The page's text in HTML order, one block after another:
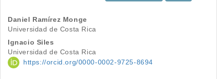
Contenido
principal
del
artículo
Daniel Ramírez Monge
Universidad de Costa Rica
Ignacio Siles
Universidad de Costa Rica
https://orcid.org/0000-0002-9725-8694